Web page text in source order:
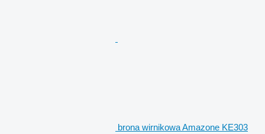
brona wirnikowa Amazone KE303